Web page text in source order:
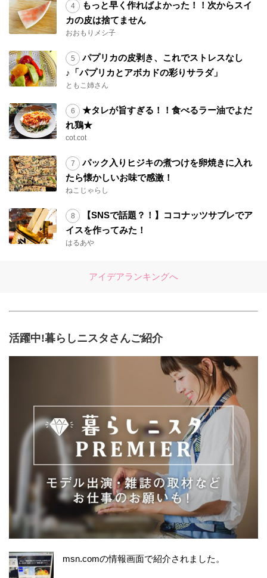
もっと早く作ればよかった！！次からスイ
カの皮は捨てません
おおもりメシ子
パプリカの皮剥き、これでストレスなし
♪「パプリカとアボカドの彩りサラダ」
ともこ姉さん
★タレが旨すぎる！！食べるラー油でよだ
れ鶏★
cot.cot
パック入りヒジキの煮つけを卵焼きに入れ
たら懐かしいお味で感激！
ねこじゃらし
【SNSで話題？！】ココナッツサブレでア
イスを作ってみた！
はるあや
アイデアランキングへ
活躍中!暮らしニスタさんご紹介
msn.comの情報画面で紹介されました。